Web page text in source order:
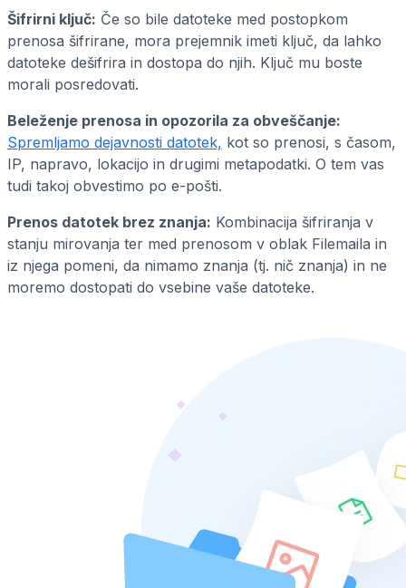
Šifrirni ključ: Če so bile datoteke med postopkom
prenosa šifrirane, mora prejemnik imeti ključ, da lahko
datoteke dešifrira in dostopa do njih. Ključ mu boste
morali posredovati.
Beleženje prenosa in opozorila za obveščanje:
Spremljamo dejavnosti datotek, kot so prenosi, s časom,
IP, napravo, lokacijo in drugimi metapodatki. O tem vas
tudi takoj obvestimo po e-pošti.
Prenos datotek brez znanja: Kombinacija šifriranja v
stanju mirovanja ter med prenosom v oblak Filemaila in
iz njega pomeni, da nimamo znanja (tj. nič znanja) in ne
moremo dostopati do vsebine vaše datoteke.